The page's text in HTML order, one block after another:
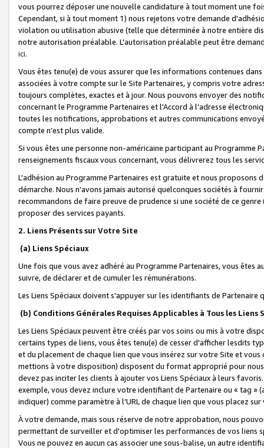
vous pourrez déposer une nouvelle candidature à tout moment une
Cependant, si à tout moment 1) nous rejetons votre demande
violation ou utilisation abusive (telle que déterminée à notre entière
notre autorisation préalable. L'autorisation préalable peut être
ici.
Vous êtes tenu(e) de vous assurer que les informations contenues
associées à votre compte sur le Site Partenaires, y compris votre
toujours complètes, exactes et à jour. Nous pouvons envoyer des
concernant le Programme Partenaires et l'Accord à l’adresse
toutes les notifications, approbations et autres communications
compte n’est plus valide.
Si vous êtes une personne non-américaine participant au
renseignements fiscaux vous concernant, vous délivrerez tous les
L'adhésion au Programme Partenaires est gratuite et nous proposons
démarche. Nous n'avons jamais autorisé quelconques sociétés à
recommandons de faire preuve de prudence si une société de ce
proposer des services payants.
2. Liens Présents sur Votre Site
(a) Liens Spéciaux
Une fois que vous avez adhéré au Programme Partenaires, vous êtes
suivre, de déclarer et de cumuler les rémunérations.
Les Liens Spéciaux doivent s'appuyer sur les identifiants de Partenaire
(b) Conditions Générales Requises Applicables à Tous les Liens
Les Liens Spéciaux peuvent être créés par vos soins ou mis à votre
certains types de liens, vous êtes tenu(e) de cesser d'afficher lesdits
et du placement de chaque lien que vous insérez sur votre Site et
mettions à votre disposition) disposent du format approprié pour
devez pas inciter les clients à ajouter vos Liens Spéciaux à leurs
exemple, vous devez inclure votre identifiant de Partenaire ou « tag
indiquer) comme paramètre à l'URL de chaque lien que vous placez
À votre demande, mais sous réserve de notre approbation, nous
permettant de surveiller et d'optimiser les performances de vos liens
Vous ne pouvez en aucun cas associer une sous-balise, un autre